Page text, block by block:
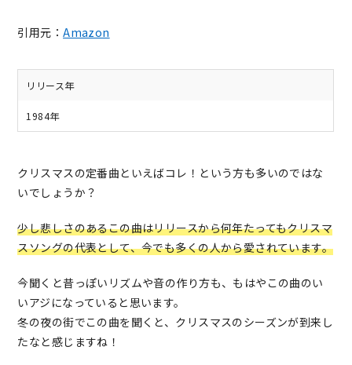
引用元：Amazon
リリース年
1984年
クリスマスの定番曲といえばコレ！という方も多いのではな
いでしょうか？
少し悲しさのあるこの曲はリリースから何年たってもクリスマ
スソングの代表として、今でも多くの人から愛されています。
今聞くと昔っぽいリズムや音の作り方も、もはやこの曲のい
いアジになっていると思います。
冬の夜の街でこの曲を聞くと、クリスマスのシーズンが到来し
たなと感じますね！